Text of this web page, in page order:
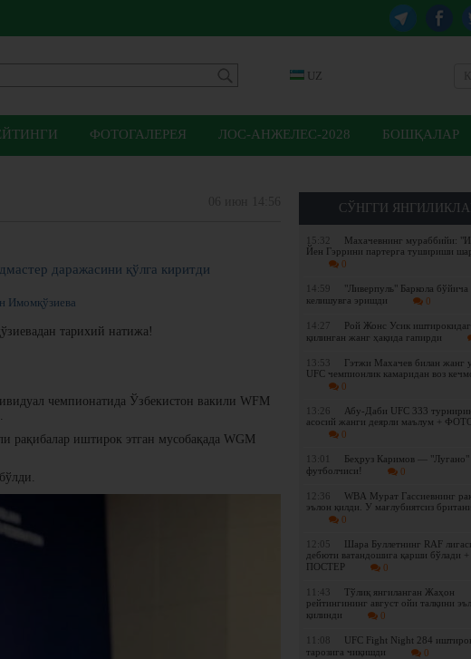
UZ
ФОТОГАЛЕРЕЯ ЛОС-АНЖЕЛЕС-2028 БОШҚАЛАР
СЎНГГИ
15:32
Махачевнинг мураббийи:
Йен Гэррини партерга тушириши
0
14:59
"Ливерпуль" Баркола бўйича
келишувга эришди
0
14:27
Рой Жонс Усик
қилинган жанг ҳақида гапирди
13:53
Гэтжи Махачев билан жанг
UFC чемпионлик камаридан воз
0
13:26
Абу-Даби UFC 333
асосий жанги деярли маълум +
0
13:01
Беҳруз Каримов — "Лугано"
футболчиси!
0
12:36
WBА Мурат Гассиевнинг
эълон қилди. У мағлубиятсиз
0
12:05
Шара Буллетнинг RAF
дебюти ватандошига қарши бўлади +
ПОСТЕР
0
11:43
Tўлиқ янгиланган Жаҳон
рейтингининг август ойи талқини
қилинди
0
11:08
UFC Fight Night 284
тарозига чиқишди
0
даражасини қўлга киритди
Имомқўзиева
тарихий натижа!
чемпионатида Ўзбекистон вакили WFM
рақибалар иштирок этган мусобақада WGM